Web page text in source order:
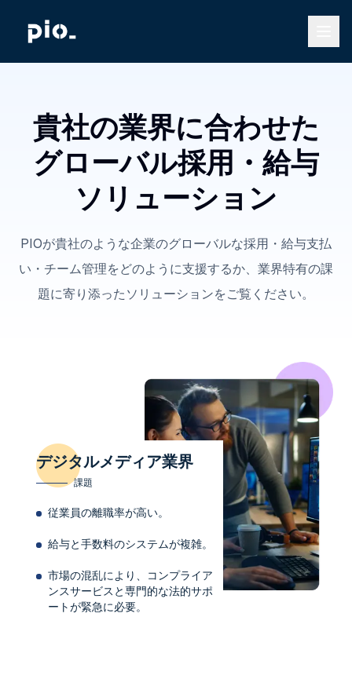
貴社の業界に合わせた
グローバル採用・給与
ソリューション
PIOが貴社のような企業のグローバルな採用・給与支払
い・チーム管理をどのように支援するか、業界特有の課
題に寄り添ったソリューションをご覧ください。
デジタルメディア業界
課題
従業員の離職率が高い。
給与と手数料のシステムが複雑。
市場の混乱により、コンプライア
ンスサービスと専門的な法的サポ
ートが緊急に必要。